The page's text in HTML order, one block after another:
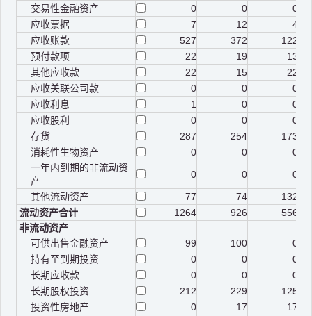
交易性金融资产
0 0
0
应收票据
7 12
4
应收账款
527 372
122
预付款项
22 19
13
其他应收款
22 15
22
应收关联公司款
0 0
0
应收利息
1 0
0
应收股利
0 0
0
存货
287 254
173
消耗性生物资产
0 0
0
一年内到期的非流动资
产
0 0
0
其他流动资产
77 74
132
流动资产合计
1264 926
556
非流动资产
可供出售金融资产
99 100
0
持有至到期投资
0 0
0
长期应收款
0 0
0
长期股权投资
212 229
125
投资性房地产
0 17
17